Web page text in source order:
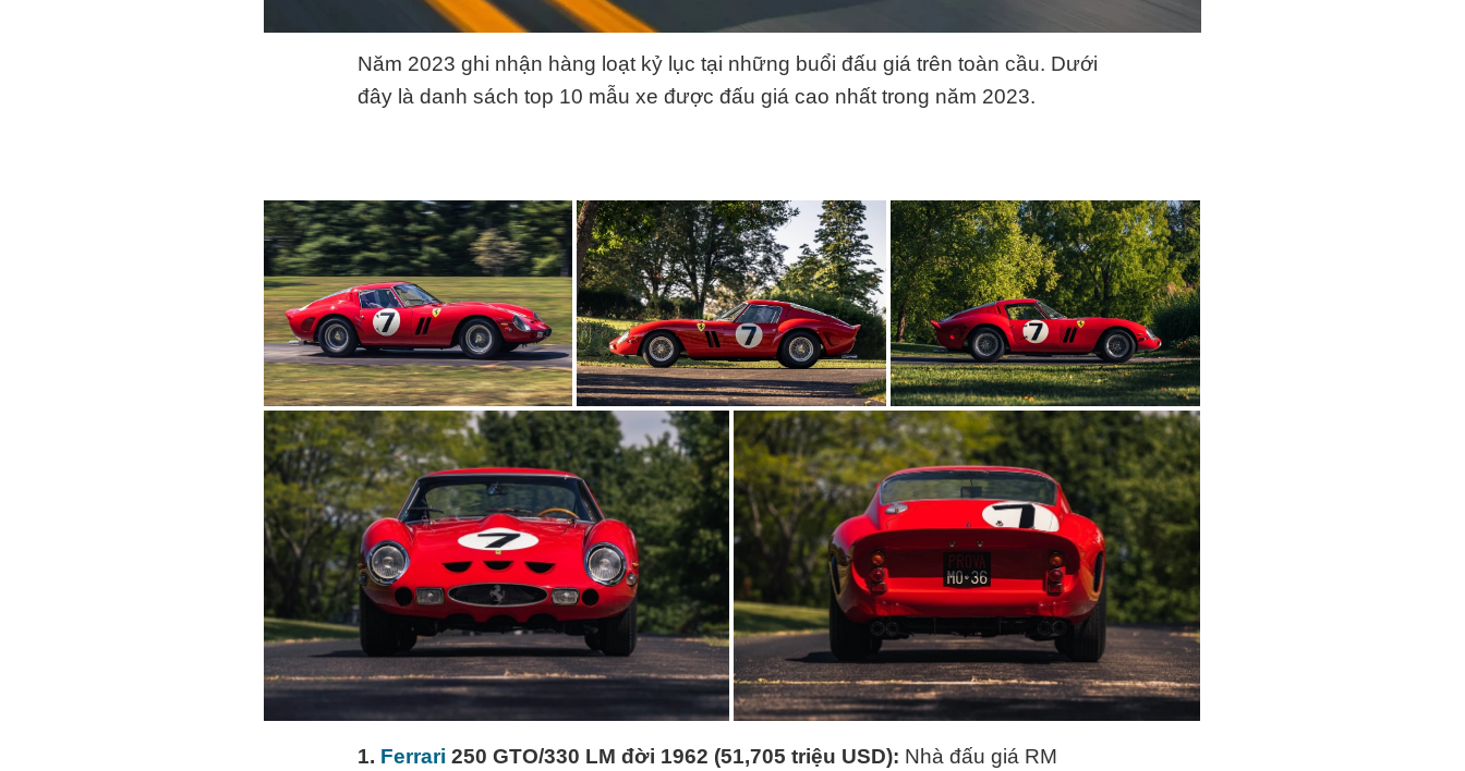
Năm 2023 ghi nhận hàng loạt kỷ lục tại những buổi đấu giá trên toàn cầu. Dưới
đây là danh sách top 10 mẫu xe được đấu giá cao nhất trong năm 2023.
1. Ferrari 250 GTO/330 LM đời 1962 (51,705 triệu USD): Nhà đấu giá RM